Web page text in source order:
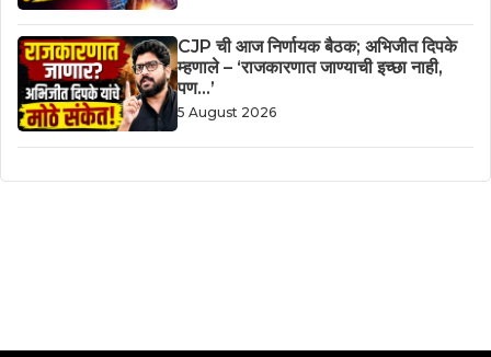
CJP ची आज निर्णायक बैठक; अभिजीत दिपके
म्हणाले – ‘राजकारणात जाण्याची इच्छा नाही,
पण…’
5 August 2026